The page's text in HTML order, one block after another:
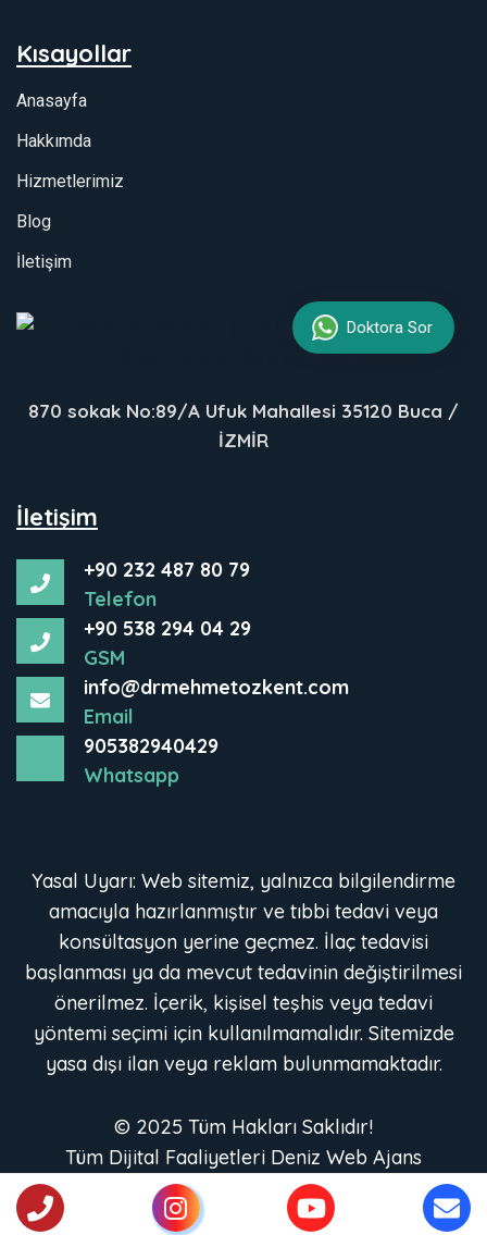
Doktora Sor
Kısayollar
Anasayfa
Hakkımda
Hizmetlerimiz
Blog
İletişim
870 sokak No:89/A Ufuk Mahallesi 35120 Buca /
İZMİR
İletişim
+90 232 487 80 79
Telefon
+90 538 294 04 29
GSM
info@drmehmetozkent.com
Email
905382940429
Whatsapp
Yasal Uyarı: Web sitemiz, yalnızca bilgilendirme
amacıyla hazırlanmıştır ve tıbbi tedavi veya
konsültasyon yerine geçmez. İlaç tedavisi
başlanması ya da mevcut tedavinin değiştirilmesi
önerilmez. İçerik, kişisel teşhis veya tedavi
yöntemi seçimi için kullanılmamalıdır. Sitemizde
yasa dışı ilan veya reklam bulunmamaktadır.
© 2025 Tüm Hakları Saklıdır!
Tüm Dijital Faaliyetleri Deniz Web Ajans
tarafından yürütülmektedir.